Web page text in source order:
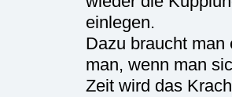
einlegen.
Dazu braucht
man, wenn man
Zeit wird das